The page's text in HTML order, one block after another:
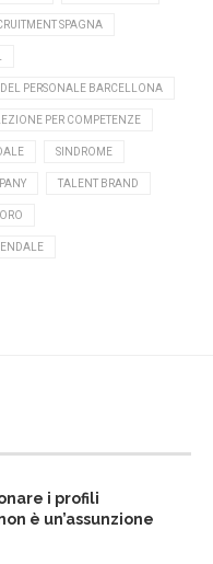
SPAGNA
PERSONALE BARCELLONA
PER COMPETENZE
SINDROME
TALENT BRAND
i profili
è un’assunzione